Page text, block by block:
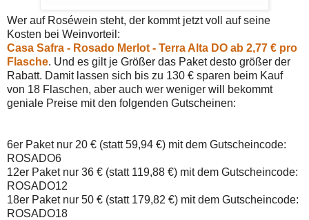
Wer auf Roséwein steht, der kommt jetzt voll auf seine
Kosten bei Weinvorteil:
Casa Safra - Rosado Merlot - Terra Alta DO ab 2,77 € pro
Flasche. Und es gilt je Größer das Paket desto größer der
Rabatt. Damit lassen sich bis zu 130 € sparen beim Kauf
von 18 Flaschen, aber auch wer weniger will bekommt
geniale Preise mit den folgenden Gutscheinen:
6er Paket nur 20 € (statt 59,94 €) mit dem Gutscheincode:
ROSADO6
12er Paket nur 36 € (statt 119,88 €) mit dem Gutscheincode:
ROSADO12
18er Paket nur 50 € (statt 179,82 €) mit dem Gutscheincode:
ROSADO18